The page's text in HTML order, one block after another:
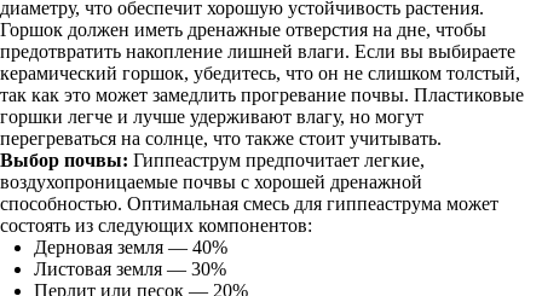
диаметру, что обеспечит хорошую устойчивость растения.
Горшок должен иметь дренажные отверстия на дне, чтобы
предотвратить накопление лишней влаги. Если вы выбираете
керамический горшок, убедитесь, что он не слишком толстый,
так как это может замедлить прогревание почвы. Пластиковые
горшки легче и лучше удерживают влагу, но могут
перегреваться на солнце, что также стоит учитывать.
Выбор почвы: Гиппеаструм предпочитает легкие,
воздухопроницаемые почвы с хорошей дренажной
способностью. Оптимальная смесь для гиппеаструма может
состоять из следующих компонентов:
Дерновая земля — 40%
Листовая земля — 30%
Перлит или песок — 20%